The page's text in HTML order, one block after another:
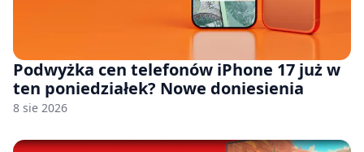
Podwyżka cen telefonów iPhone 17 już w
ten poniedziałek? Nowe doniesienia
8 sie 2026